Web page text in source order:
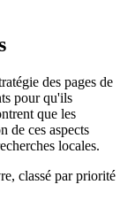
des pages de
pour qu'ils
que les
de ces aspects
locales.
classé par priorité